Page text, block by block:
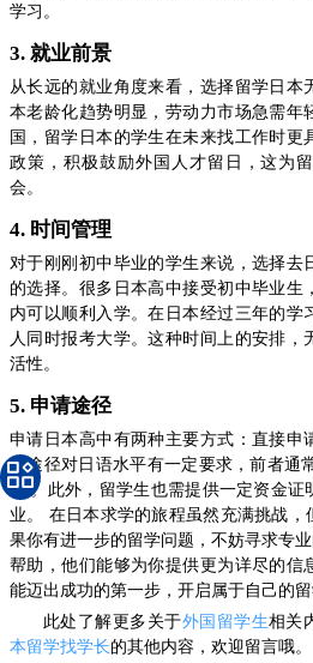
学习。
3. 就业前景
从长远的就业角度来看，选择留学日本
本老龄化趋势明显，劳动力市场急需年
国，留学日本的学生在未来找工作时更
政策，积极鼓励外国人才留日，这为
会。
4. 时间管理
对于刚刚初中毕业的学生来说，选择去
的选择。很多日本高中接受初中毕业生
内可以顺利入学。在日本经过三年的学
人同时报考大学。这种时间上的安排，
活性。
5. 申请途径
申请日本高中有两种主要方式：直接申
种途径对日语水平有一定要求，前者通
N2。此外，留学生也需提供一定资金证
业。 在日本求学的旅程虽然充满挑战，
果你有进一步的留学问题，不妨寻求专
帮助，他们能够为你提供更为详尽的信
能迈出成功的第一步，开启属于自己的留
此处了解更多关于外国留学生相关
本留学找学长的其他内容，欢迎留言哦。